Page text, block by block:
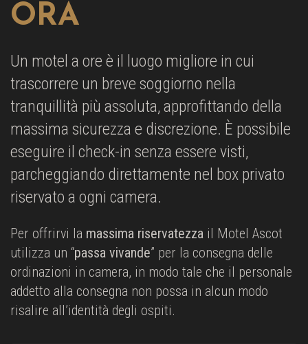
ORA
Un motel a ore è il luogo migliore in cui
trascorrere un breve soggiorno nella
tranquillità più assoluta, approfittando della
massima sicurezza e discrezione. È possibile
eseguire il check-in senza essere visti,
parcheggiando direttamente nel box privato
riservato a ogni camera.
Per offrirvi la massima riservatezza il Motel Ascot
utilizza un “passa vivande” per la consegna delle
ordinazioni in camera, in modo tale che il personale
addetto alla consegna non possa in alcun modo
risalire all’identità degli ospiti.